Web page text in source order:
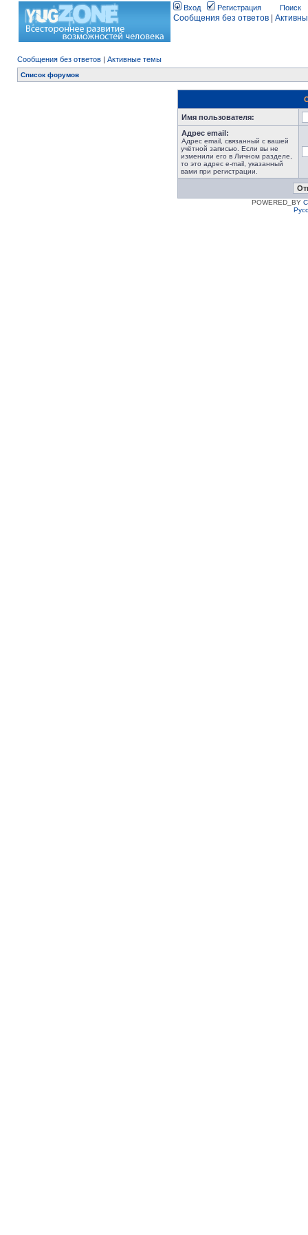
Вход Регистрация Поиск
Сообщения без ответов
Сообщения без ответов | Активные темы
Список форумов
Имя пользователя:
Адрес email:
Адрес email, связанный с вашей
учётной записью. Если вы не
изменили его в Личном разделе,
то это адрес e-mail, указанный
вами при регистрации.
POWERED_BY